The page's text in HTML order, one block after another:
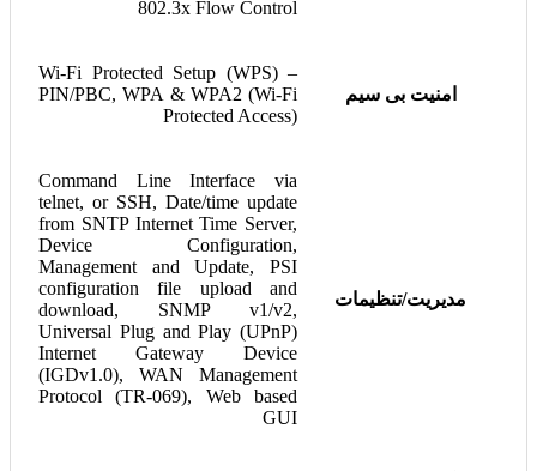
802.3x Flow Control
امنیت بی سیم
Wi-Fi Protected Setup (WPS) –
PIN/PBC, WPA & WPA2 (Wi-Fi
Protected Access)
مدیریت/تنظیمات
Command Line Interface via
telnet, or SSH, Date/time update
from SNTP Internet Time Server,
Device Configuration,
Management and Update, PSI
configuration file upload and
download, SNMP v1/v2,
Universal Plug and Play (UPnP)
Internet Gateway Device
(IGDv1.0), WAN Management
Protocol (TR-069), Web based
GUI